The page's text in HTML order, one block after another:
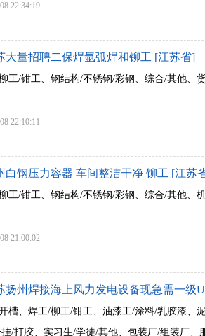
22:34:19
大量招聘二保焊氩弧焊和铆工 [江苏省]
工/钳工、钢结构/不锈钢/彩钢、综合/其他、
22:10:11
白钢压力容器 车间整洁干净 铆工 [江苏
工/钳工、钢结构/不锈钢/彩钢、综合/其他、
21:00:02
扬州焊接海上风力发电设备现急需一级
槽、焊工/柳工/钳工、油漆工/涂料/乳胶漆、
/打胶、实习生/学徒/其他、包装厂/组装厂、